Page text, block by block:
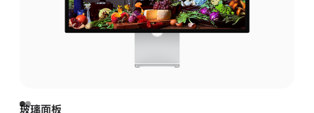
玻璃面板